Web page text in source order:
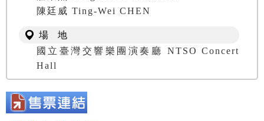
陳廷威 Ting-Wei CHEN
場 地
國立臺灣交響樂團演奏廳 NTSO Concert
Hall